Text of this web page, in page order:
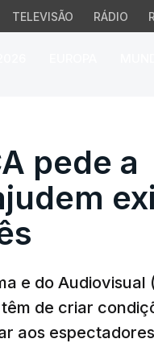
TELEVISÃO RÁDIO
pede a
pede a
e do Audiovisual
de criar
aos